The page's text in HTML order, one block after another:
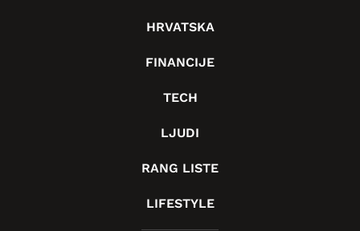
HRVATSKA
FINANCIJE
TECH
LJUDI
RANG LISTE
LIFESTYLE